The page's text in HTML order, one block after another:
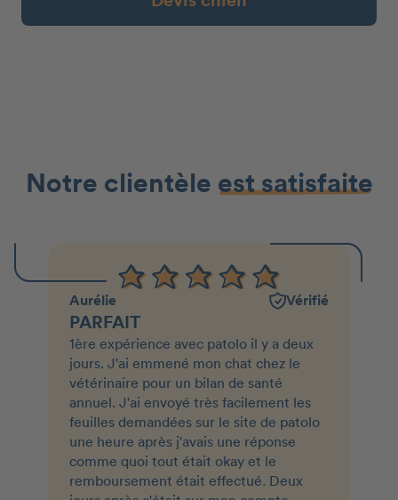
Notre clientèle est satisfaite
Aurélie Vérifié
PARFAIT
1ère expérience avec patolo il y a deux
jours. J'ai emmené mon chat chez le
vétérinaire pour un bilan de santé
annuel. J'ai envoyé très facilement les
feuilles demandées sur le site de patolo
une heure après j'avais une réponse
comme quoi tout était okay et le
remboursement était effectué. Deux